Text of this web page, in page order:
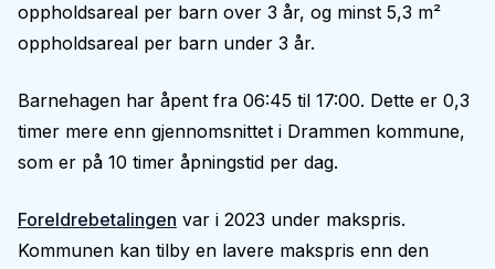
oppholdsareal per barn over 3 år, og minst 5,3 m²
oppholdsareal per barn under 3 år.
Barnehagen har åpent fra 06:45 til 17:00. Dette er 0,3
timer mere enn gjennomsnittet i Drammen kommune,
som er på 10 timer åpningstid per dag.
Foreldrebetalingen var i 2023 under makspris.
Kommunen kan tilby en lavere makspris enn den